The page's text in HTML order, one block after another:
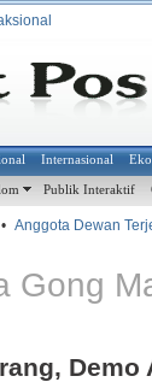
Internasional
Publik Interaktif
Anggota Dewan
Gong